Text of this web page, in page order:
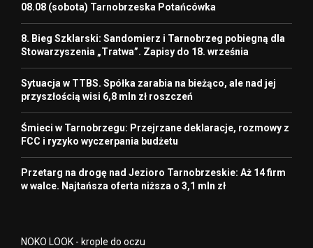
08.08 (sobota) Tarnobrzeska Potańcówka
8. Bieg Szklarski: Sandomierz i Tarnobrzeg pobiegną dla
Stowarzyszenia „Tratwa”. Zapisy do 18. września
Sytuacja w TTBS. Spółka zarabia na bieżąco, ale nad jej
przyszłością wisi 6,8 mln zł roszczeń
Śmieci w Tarnobrzegu: Przejrzane deklaracje, rozmowy z
FCC i ryzyko wyczerpania budżetu
Przetarg na drogę nad Jezioro Tarnobrzeskie: Aż 14 firm
w walce. Najtańsza oferta niższa o 3,1 mln zł
NOKO LOOK - krople do oczu